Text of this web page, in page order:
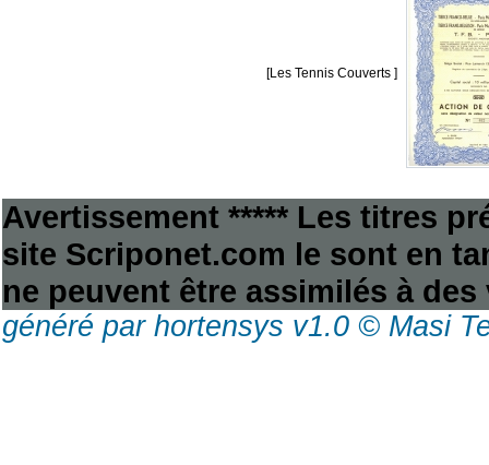
[Les Tennis Couverts ]
Avertissement ***** Les titres
site Scriponet.com le sont en
ne peuvent être assimilés à
généré par hortensys v1.0 © Masi